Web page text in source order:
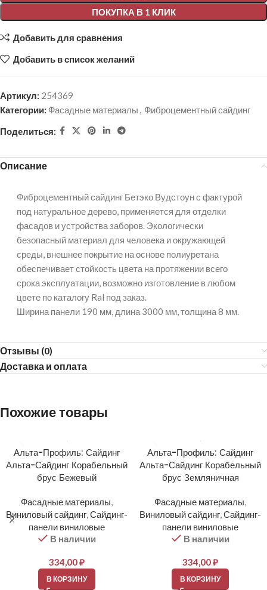
ПОКУПКА В 1 КЛИК
Добавить для сравнения
Добавить в список желаний
Артикул: 254369
Категории: Фасадные материалы , Фиброцементный сайдинг
Поделиться:
Описание
Фиброцементный сайдинг Бетэко Вудстоун с фактурой
под натуральное дерево, применяется для отделки
фасадов и устройства заборов. Экологически
безопасный материал для человека и окружающей
среды, внешнее покрытие на основе полиуретана
обеспечивает стойкость цвета на протяжении всего
срока эксплуатации, возможно изготовление в любом
цвете по каталогу Ral под заказ.
Ширина панели 190 мм, длина 3000 мм, толщина 8 мм.
Отзывы (0)
Доставка и оплата
Похожие товары
Альта-Профиль: Сайдинг
Альта-Сайдинг Корабельный
брус Бежевый
Фасадные материалы,
Виниловый сайдинг,Сайдинг-
панели виниловые
В наличии
334,00₽
В КОРЗИНУ
Альта-Профиль: Сайдинг
Альта-Сайдинг Корабельный
брус Земляничная
Фасадные материалы,
Виниловый сайдинг,Сайдинг-
панели виниловые
В наличии
334,00₽
В КОРЗИНУ